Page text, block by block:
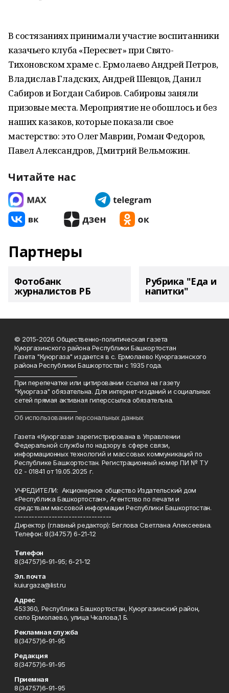
В состязаниях принимали участие воспитанники
казачьего клуба «Пересвет» при Свято-
Тихоновском храме с. Ермолаево Андрей Петров,
Владислав Гладских, Андрей Шевцов, Данил
Сабиров и Богдан Сабиров. Сабировы заняли
призовые места. Мероприятие не обошлось и без
наших казаков, которые показали свое
мастерство: это Олег Маврин, Роман Федоров,
Павел Александров, Дмитрий Вельможин.
Читайте нас
Партнеры
Фотобанк
журналистов РБ
Рубрика "Еда и
напитки"
© 2015-2026 Общественно-политическая газета
Куюргазинского района Республики Башкортостан
Газета "Куюргаза" издается в с. Ермолаево Куюргазинского
района Республики Башкортостан с 1935 года.
При перепечатке или цитировании ссылка на газету
"Куюргаза" обязательна. Для интернет-изданий и социальных
сетей прямая активная гиперссылка обязательна.
Об использовании персональных данных
Газета «Куюргаза» зарегистрирована в Управлении
Федеральной службы по надзору в сфере связи,
информационных технологий и массовых коммуникаций по
Республике Башкортостан. Регистрационный номер ПИ № ТУ
02 - 01841 от 19.05.2025 г.
УЧРЕДИТЕЛИ: Акционерное общество Издательский дом
«Республика Башкортостан», Агентство по печати и
средствам массовой информации Республики Башкортостан.
----------------------------------
Директор (главный редактор): Беглова Светлана Алексеевна.
Телефон: 8(34757) 6-21-12
Телефон
8(34757)6-91-95; 6-21-12
Эл. почта
kuiurgaza@list.ru
Адрес
453360, Республика Башкортостан, Куюргазинский район,
село Ермолаево, улица Чкалова,1 Б.
Рекламная служба
8(34757)6-91-95
Редакция
8(34757)6-91-95
Приемная
8(34757)6-91-95